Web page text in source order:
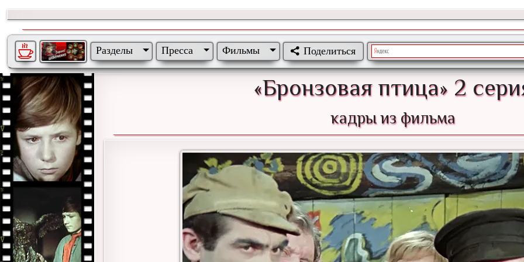
Разделы Пресса Фильмы Поделиться
«Бронзовая птица» 2
кадры из фильма